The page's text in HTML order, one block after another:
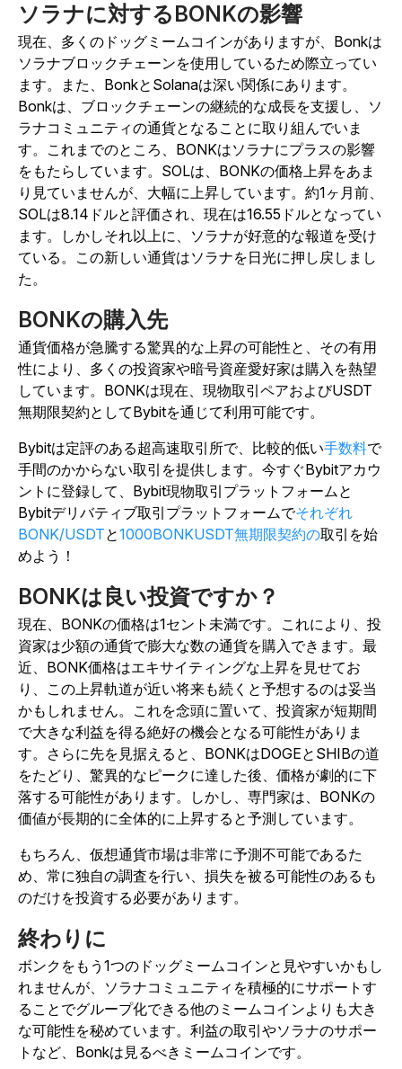
ソラナに対するBONKの影響
現在、多くのドッグミームコインがありますが、Bonkは
ソラナブロックチェーンを使用しているため際立ってい
ます。また、BonkとSolanaは深い関係にあります。
Bonkは、ブロックチェーンの継続的な成長を支援し、ソ
ラナコミュニティの通貨となることに取り組んでいま
す。これまでのところ、BONKはソラナにプラスの影響
をもたらしています。SOLは、BONKの価格上昇をあま
り見ていませんが、大幅に上昇しています。約1ヶ月前、
SOLは8.14ドルと評価され、現在は16.55ドルとなってい
ます。しかしそれ以上に、ソラナが好意的な報道を受け
ている。この新しい通貨はソラナを日光に押し戻しまし
た。
BONKの購入先
通貨価格が急騰する驚異的な上昇の可能性と、その有用
性により、多くの投資家や暗号資産愛好家は購入を熱望
しています。BONKは現在、現物取引ペアおよびUSDT
無期限契約としてBybitを通じて利用可能です。
Bybitは定評のある超高速取引所で、比較的低い手数料で
手間のかからない取引を提供します。今すぐBybitアカウ
ントに登録して、Bybit現物取引プラットフォームと
Bybitデリバティブ取引プラットフォームでそれぞれ
BONK/USDTと1000BONKUSDT無期限契約の取引を始
めよう！
BONKは良い投資ですか？
現在、BONKの価格は1セント未満です。これにより、投
資家は少額の通貨で膨大な数の通貨を購入できます。最
近、BONK価格はエキサイティングな上昇を見せてお
り、この上昇軌道が近い将来も続くと予想するのは妥当
かもしれません。これを念頭に置いて、投資家が短期間
で大きな利益を得る絶好の機会となる可能性がありま
す。さらに先を見据えると、BONKはDOGEとSHIBの道
をたどり、驚異的なピークに達した後、価格が劇的に下
落する可能性があります。しかし、専門家は、BONKの
価値が長期的に全体的に上昇すると予測しています。
もちろん、仮想通貨市場は非常に予測不可能であるた
め、常に独自の調査を行い、損失を被る可能性のあるも
のだけを投資する必要があります。
終わりに
ボンクをもう1つのドッグミームコインと見やすいかもし
れませんが、ソラナコミュニティを積極的にサポートす
ることでグループ化できる他のミームコインよりも大き
な可能性を秘めています。利益の取引やソラナのサポー
トなど、Bonkは見るべきミームコインです。